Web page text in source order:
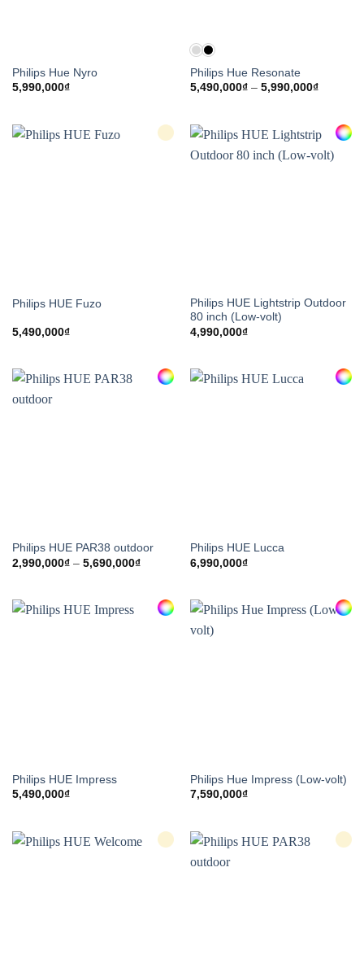
Philips Hue Nyro
5,990,000₫
Philips Hue Resonate
5,490,000₫ – 5,990,000₫Khoảng
đến
Philips HUE Fuzo
5,490,000₫
Philips HUE Lightstrip Outdoor
80 inch (Low-volt)
4,990,000₫
Philips HUE PAR38 outdoor
2,990,000₫ – 5,690,000₫Khoảng
đến
5,690,000₫
Philips HUE Lucca
6,990,000₫
Philips HUE Impress
5,490,000₫
Philips Hue Impress (Low-volt)
7,590,000₫